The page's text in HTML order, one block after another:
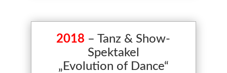
2018 – Tanz & Show-
Spektakel
„Evolution of Dance“